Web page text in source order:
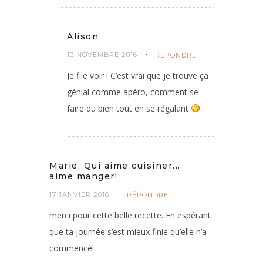
Alison
13 NOVEMBRE 2016 RÉPONDRE
Je file voir ! C’est vrai que je trouve ça
génial comme apéro, comment se
faire du bien tout en se régalant
Marie, Qui aime cuisiner...
aime manger!
17 JANVIER 2016 RÉPONDRE
merci pour cette belle recette. En espérant
que ta journée s’est mieux finie qu’elle n’a
commencé!